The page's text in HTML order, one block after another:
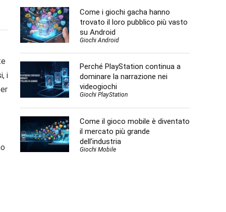
i
Come i giochi gacha hanno
trovato il loro pubblico più vasto
su Android
Giochi Android
Perché PlayStation continua a
dominare la narrazione nei
videogiochi
Giochi PlayStation
Come il gioco mobile è diventato
il mercato più grande
dell’industria
Giochi Mobile